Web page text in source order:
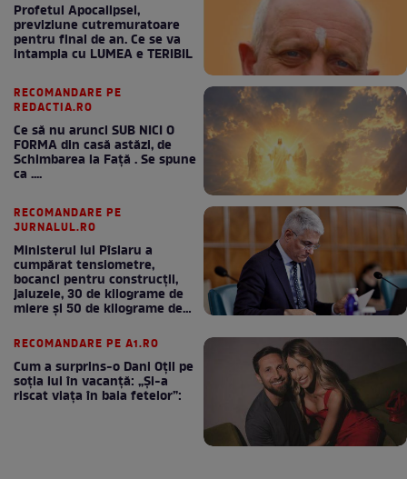
Profetul Apocalipsei,
previziune cutremuratoare
pentru final de an. Ce se va
intampla cu LUMEA e TERIBIL
RECOMANDARE PE
REDACTIA.RO
Ce să nu arunci SUB NICI O
FORMA din casă astăzi, de
Schimbarea la Față . Se spune
ca ....
RECOMANDARE PE
JURNALUL.RO
Ministerul lui Pîslaru a
cumpărat tensiometre,
bocanci pentru construcții,
jaluzele, 30 de kilograme de
miere și 50 de kilograme de
RECOMANDARE PE A1.RO
Cum a surprins-o Dani Oțil pe
soția lui în vacanță: „Și-a
riscat viața în baia fetelor”: